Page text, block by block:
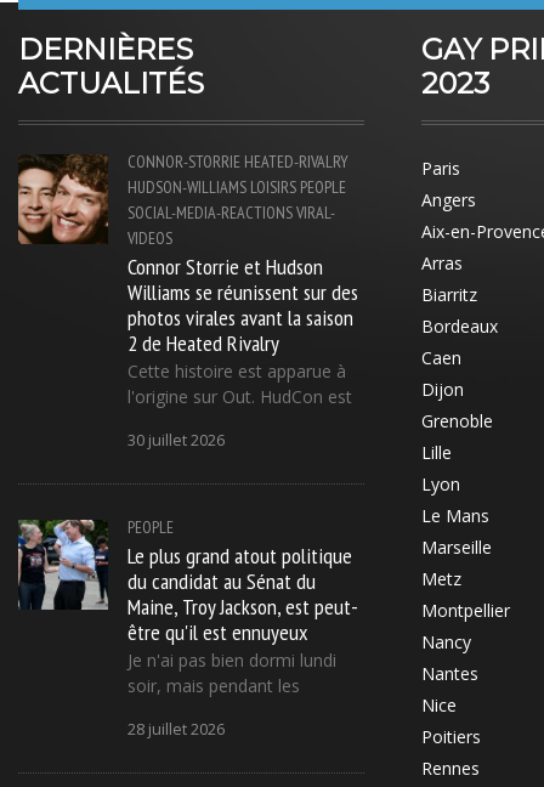
DERNIÈRES
ACTUALITÉS
CONNOR-STORRIE HEATED-RIVALRY
HUDSON-WILLIAMS LOISIRS PEOPLE
SOCIAL-MEDIA-REACTIONSVIRAL-
VIDEOS
Connor Storrie et Hudson
Williams se réunissent sur des
photos virales avant la saison
2 de Heated Rivalry
Cette histoire est apparue à
l'origine sur Out. HudCon est
30 juillet 2026
PEOPLE
Le plus grand atout politique
du candidat au Sénat du
Maine, Troy Jackson, est peut-
être qu'il est ennuyeux
Je n'ai pas bien dormi lundi
soir, mais pendant les
28 juillet 2026
GAY
2023
Paris
Angers
Aix-en-
Arras
Biarritz
Bordeaux
Caen
Dijon
Grenoble
Lille
Lyon
Le Mans
Marseille
Metz
Montpellier
Nancy
Nantes
Nice
Poitiers
Rennes